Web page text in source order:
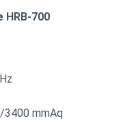
HRB-700
mmAq